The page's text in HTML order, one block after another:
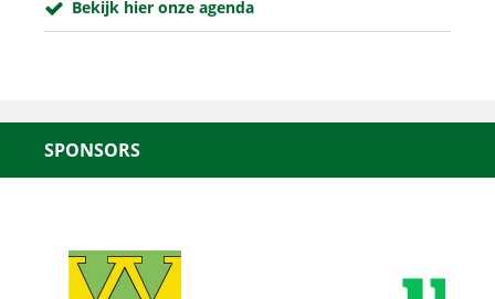
Bekijk hier onze agenda
SPONSORS